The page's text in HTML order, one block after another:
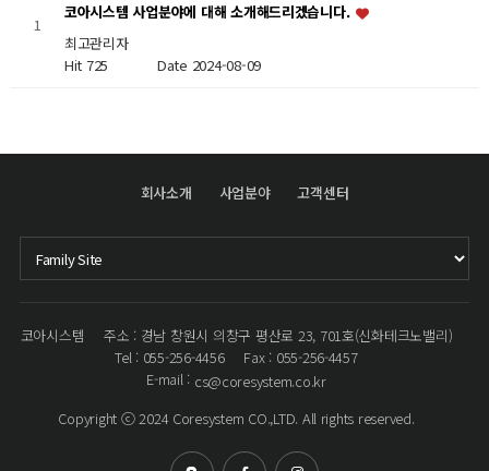
1
코아시스템 사업분야에 대해 소개해드리겠습니다.
최고관리자
Hit 725Date 2024-08-09
회사소개 사업분야 고객센터
코아시스템
주소 : 경남 창원시 의창구 평산로 23, 701호(신화테크노밸리)
Tel : 055-256-4456
Fax : 055-256-4457
E-mail : cs@coresystem.co.kr
Copyright ⓒ 2024 Coresystem CO.,LTD. All rights reserved.